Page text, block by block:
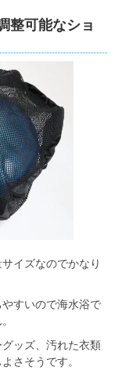
整可能なショ
イズなのでかなり
すいので海水浴で
ッズ、汚れた衣類
さそうです。